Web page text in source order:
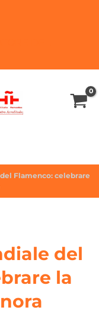
Flamenco: celebrare
del
la